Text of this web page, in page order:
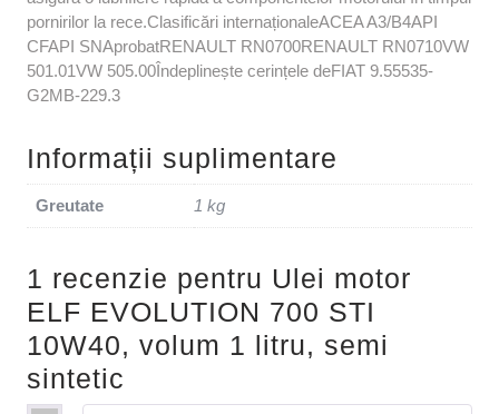
pornirilor la rece.Clasificări internaționaleACEA A3/B4API
CFAPI SNAprobatRENAULT RN0700RENAULT RN0710VW
501.01VW 505.00Îndeplinește cerințele deFIAT 9.55535-
G2MB-229.3
Informații suplimentare
Greutate 1 kg
1 recenzie pentru Ulei motor
ELF EVOLUTION 700 STI
10W40, volum 1 litru, semi
sintetic